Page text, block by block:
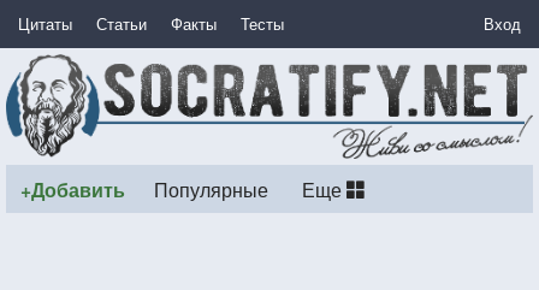
Цитаты Статьи Факты Тесты Вход
+Добавить Популярные Еще